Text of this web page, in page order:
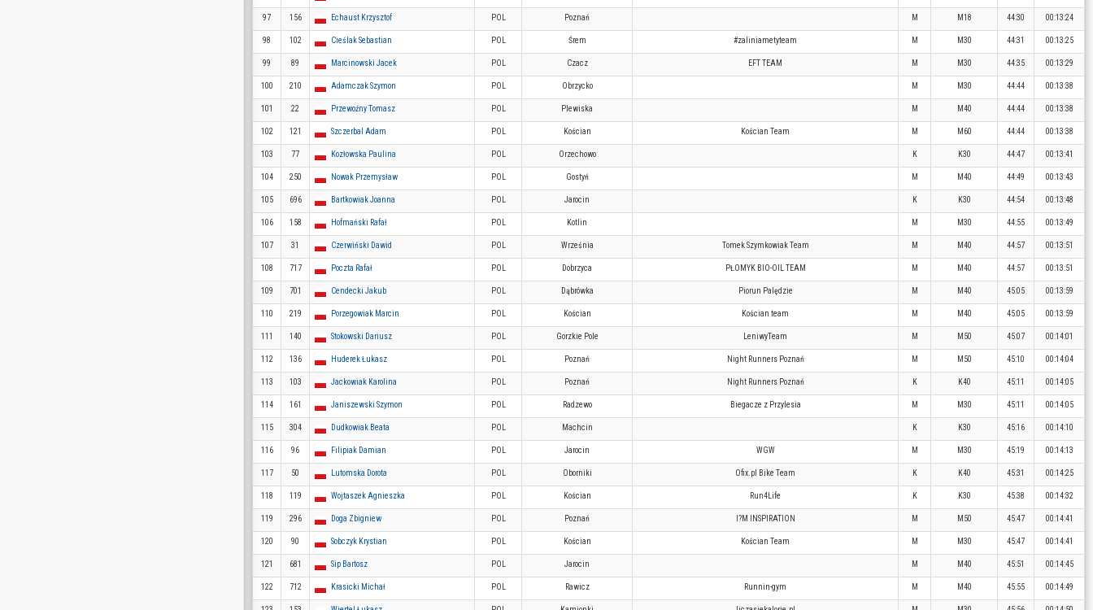
97 156 Echaust Krzysztof POL Poznań M M18 44:30 00:13:24
98 102 Cieślak Sebastian POL Śrem #zaliniametyteam M M30 44:31 00:13:25
99 89 Marcinowski Jacek POL Czacz EFT TEAM M M30 44:35 00:13:29
100 210 Adamczak Szymon POL Obrzycko M M30 44:44 00:13:38
101 22 Przewoźny Tomasz POL Plewiska M M40 44:44 00:13:38
102 121 Szczerbal Adam POL Kościan Kościan Team M M60 44:44 00:13:38
103 77 Kozłowska Paulina POL Orzechowo K K30 44:47 00:13:41
104 250 Nowak Przemysław POL Gostyń M M40 44:49 00:13:43
105 696 Bartkowiak Joanna POL Jarocin K K30 44:54 00:13:48
106 158 Hofmański Rafał POL Kotlin M M30 44:55 00:13:49
107 31 Czerwiński Dawid POL Września Tomek Szymkowiak Team M M40 44:57 00:13:51
108 717 Poczta Rafał POL Dobrzyca PŁOMYK BIO-OIL TEAM M M40 44:57 00:13:51
109 701 Cendecki Jakub POL Dąbrówka Piorun Palędzie M M40 45:05 00:13:59
110 219 Porzegowiak Marcin POL Kościan Kościan team M M40 45:05 00:13:59
111 140 Stokowski Dariusz POL Gorzkie Pole LeniwyTeam M M50 45:07 00:14:01
112 136 Huderek Łukasz POL Poznań Night Runners Poznań M M50 45:10 00:14:04
113 103 Jackowiak Karolina POL Poznań Night Runners Poznań K K40 45:11 00:14:05
114 161 Janiszewski Szymon POL Radzewo Biegacze z Przylesia M M30 45:11 00:14:05
115 304 Dudkowiak Beata POL Machcin K K30 45:16 00:14:10
116 96 Filipiak Damian POL Jarocin WGW M M30 45:19 00:14:13
117 50 Lutomska Dorota POL Oborniki Ofix.pl Bike Team K K40 45:31 00:14:25
118 119 Wojtaszek Agnieszka POL Kościan Run4Life K K30 45:38 00:14:32
119 296 Doga Zbigniew POL Poznań I?M INSPIRATION M M50 45:47 00:14:41
120 90 Sobczyk Krystian POL Kościan Kościan Team M M30 45:47 00:14:41
121 681 Sip Bartosz POL Jarocin M M40 45:51 00:14:45
122 712 Krasicki Michał POL Rawicz Runnin-gym M M40 45:55 00:14:49